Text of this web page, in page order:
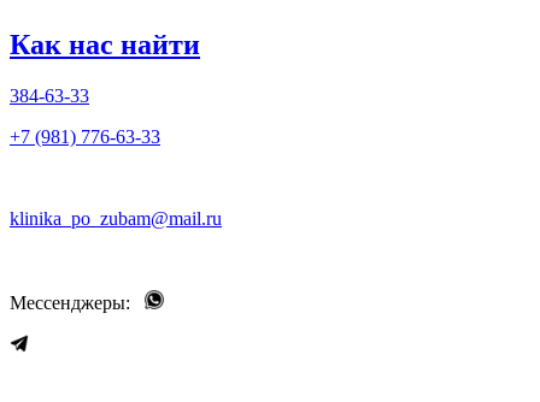
Как нас найти
384-63-33
+7 (981) 776-63-33
klinika_po_zubam@mail.ru
Мессенджеры: